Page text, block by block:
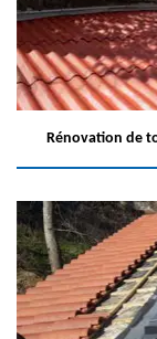
Rénovation de